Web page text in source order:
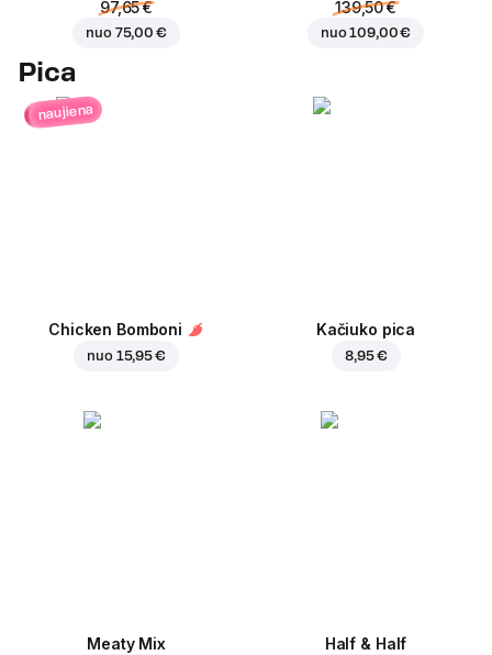
97,65 €
nuo 75,00 €
139,50 €
nuo109,00 €
Pica
naujiena
Chicken Bomboni
nuo 15,95 €
Kačiuko pica
8,95 €
Meaty Mix Half & Half